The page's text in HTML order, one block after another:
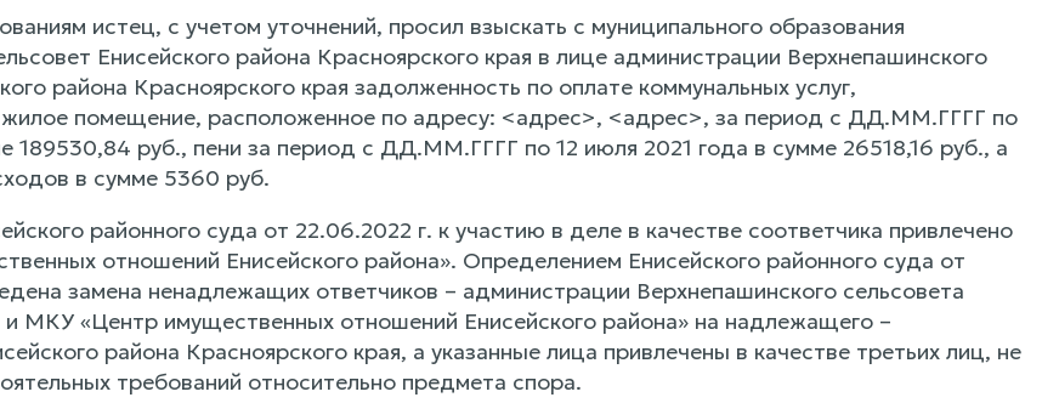
истец, с учетом уточнений, просил взыскать с муниципального образования
Енисейского района Красноярского края в лице администрации Верхнепашинского
района Красноярского края задолженность по оплате коммунальных услуг,
жилое помещение, расположенное по адресу: <адрес>, <адрес>, за период с ДД.ММ.ГГГГ по
руб., пени за период с ДД.ММ.ГГГГ по 12 июля 2021 года в сумме 26518,16 руб., а
в сумме 5360 руб.
районного суда от 22.06.2022 г. к участию в деле в качестве соответчика привлечено
отношений Енисейского района». Определением Енисейского районного суда от
замена ненадлежащих ответчиков – администрации Верхнепашинского сельсовета
и МКУ «Центр имущественных отношений Енисейского района» на надлежащего –
района Красноярского края, а указанные лица привлечены в качестве третьих лиц, не
требований относительно предмета спора.